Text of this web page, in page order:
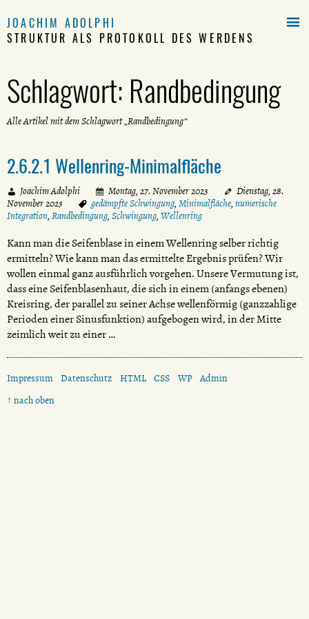
JOACHIM ADOLPHI
STRUKTUR ALS PROTOKOLL DES WERDENS
Schlagwort: Randbedingung
Alle Artikel mit dem Schlagwort „Randbedingung“
2.6.2.1 Wellenring-Minimalfläche
Joachim Adolphi Montag, 27. November 2023
Dienstag, 28.
November 2023
gedämpfte Schwingung, Minimalfläche, numerische
Integration, Randbedingung, Schwingung, Wellenring
Kann man die Seifenblase in einem Wellenring selber richtig
ermitteln? Wie kann man das ermittelte Ergebnis prüfen? Wir
wollen einmal ganz ausführlich vorgehen. Unsere Vermutung ist,
dass eine Seifenblasenhaut, die sich in einem (anfangs ebenen)
Kreisring, der parallel zu seiner Achse wellenförmig (ganzzahlige
Perioden einer Sinusfunktion) aufgebogen wird, in der Mitte
zeimlich weit zu einer …

Impressum Datenschutz HTML CSS WP Admin
↑ nach oben